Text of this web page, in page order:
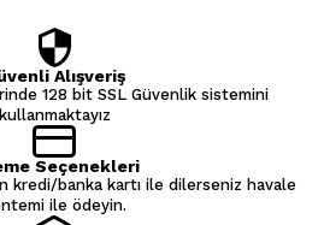
Alışveriş
128 bit SSL Güvenlik sistemini
kullanmaktayız
Seçenekleri
kredi/banka kartı ile dilerseniz havale
ile ödeyin.